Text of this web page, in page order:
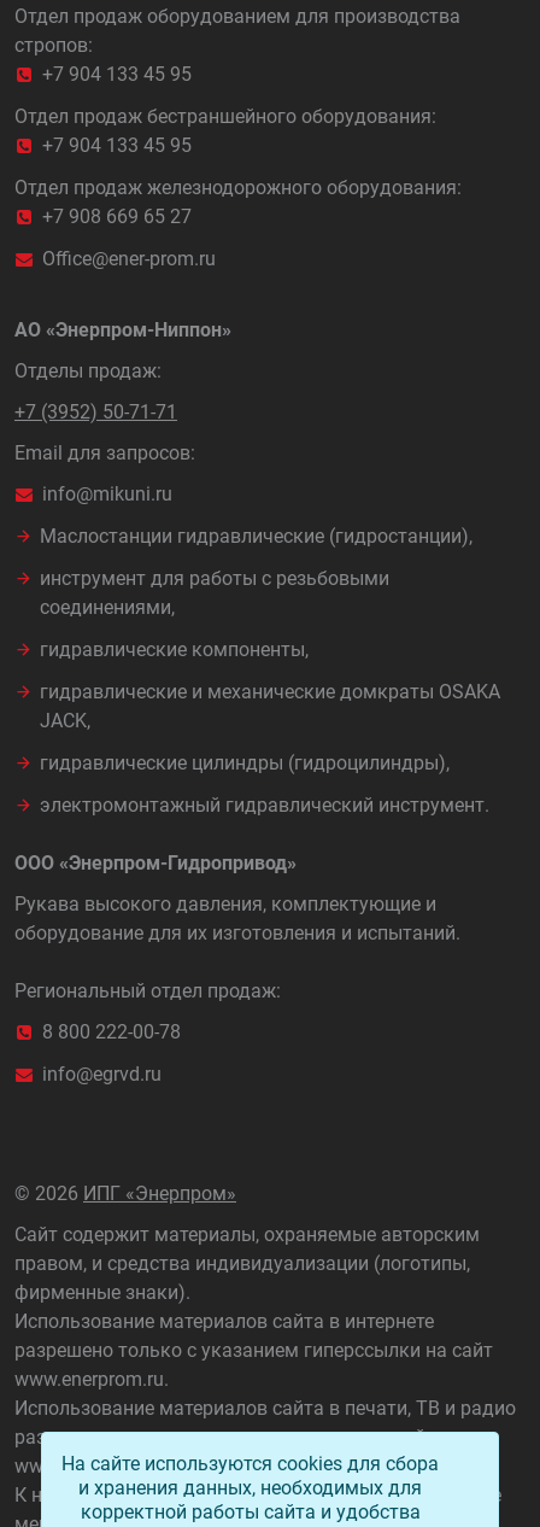
Отдел продаж оборудованием для производства
стропов:
+7 904 133 45 95
Отдел продаж бестраншейного оборудования:
+7 904 133 45 95
Отдел продаж железнодорожного оборудования:
+7 908 669 65 27
Office@ener-prom.ru
АО «Энерпром-Ниппон»
Отделы продаж:
+7 (3952) 50-71-71
Email для запросов:
info@mikuni.ru
Маслостанции гидравлические (гидростанции),
инструмент для работы с резьбовыми
соединениями,
гидравлические компоненты,
гидравлические и механические домкраты OSAKA
JACK,
гидравлические цилиндры (гидроцилиндры),
электромонтажный гидравлический инструмент.
ООО «Энерпром-Гидропривод»
Рукава высокого давления, комплектующие и
оборудование для их изготовления и испытаний.
Региональный отдел продаж:
8 800 222-00-78
info@egrvd.ru
© 2026 ИПГ «Энерпром»
Сайт содержит материалы, охраняемые авторским
правом, и средства индивидуализации (логотипы,
фирменные знаки).
Использование материалов сайта в интернете
разрешено только с указанием гиперссылки на сайт
www.enerprom.ru.
Использование материалов сайта в печати, ТВ и радио
разрешено только с указанием названия сайта
www.enerprom.ru.
К нарушителям данного положения применяются все
На сайте используются cookies для сбора
и хранения данных, необходимых для
корректной работы сайта и удобства